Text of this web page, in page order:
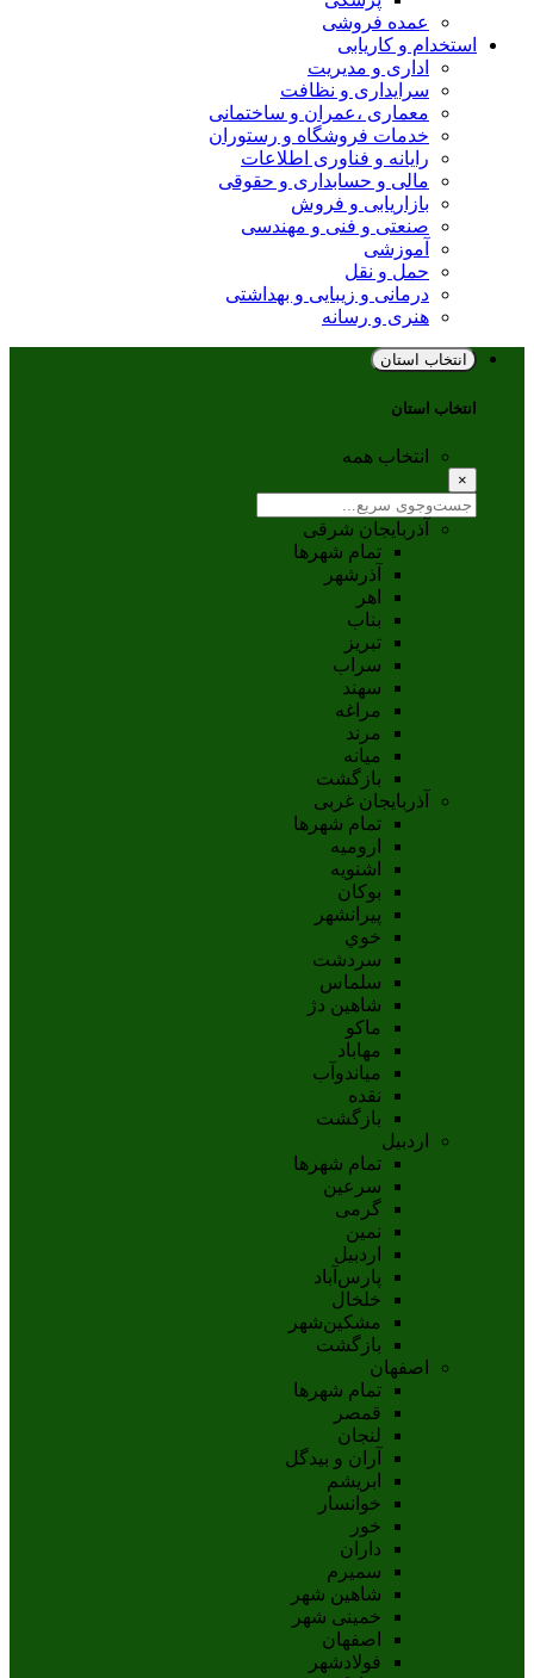
عمده فروشی
استخدام و کاریابی
اداری و مدیریت
سرایداری و نظافت
معماری ،عمران و ساختمانی
خدمات فروشگاه و رستوران
رایانه و فناوری اطلاعات
مالی و حسابداری و حقوقی
بازاریابی و فروش
صنعتی و فنی و مهندسی
آموزشی
حمل و نقل
درمانی و زیبایی و بهداشتی
هنری و رسانه
انتخاب استان
انتخاب استان
انتخاب همه
×
آذربایجان شرقی
تمام شهر‌ها
آذرشهر
اهر
بناب
تبريز
سراب
سهند
مراغه
مرند
ميانه
بازگشت
آذربایجان غربی
تمام شهر‌ها
اروميه
اشنويه
بوکان
پيرانشهر
خوي
سردشت
سلماس
شاهين دژ
ماکو
مهاباد
مياندوآب
نقده
بازگشت
اردبیل
تمام شهر‌ها
سرعین
گرمی
نمین
اردبيل
پارس‌آباد
خلخال
مشکين‌شهر
بازگشت
اصفهان
تمام شهر‌ها
قمصر
لنجان
آران و بیدگل
ابریشم
خوانسار
خور
داران
سمیرم
شاهین شهر
خمینی شهر
اصفهان
فولادشهر